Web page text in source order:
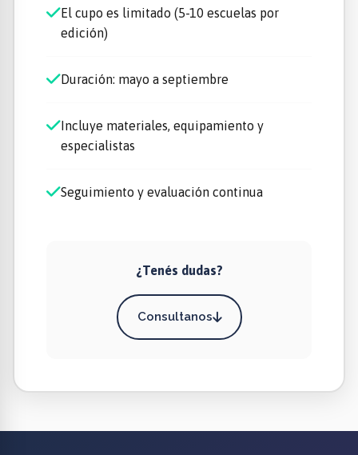
El cupo es limitado (5-10 escuelas por
edición)
Duración: mayo a septiembre
Incluye materiales, equipamiento y
especialistas
Seguimiento y evaluación continua
¿Tenés dudas?
Consultanos